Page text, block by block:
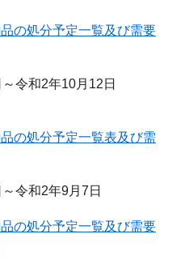
の処分予定一覧及び需要
令和2年10月12日
の処分予定一覧表及び需
令和2年9月7日
の処分予定一覧及び需要